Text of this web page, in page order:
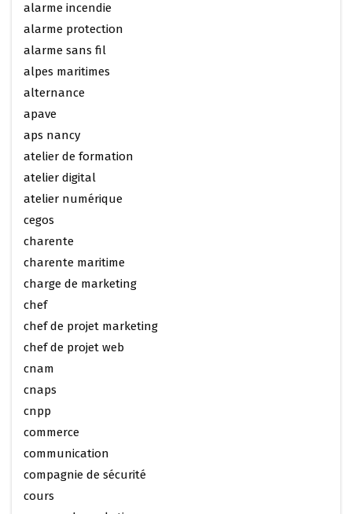
alarme incendie
alarme protection
alarme sans fil
alpes maritimes
alternance
apave
aps nancy
atelier de formation
atelier digital
atelier numérique
cegos
charente
charente maritime
charge de marketing
chef
chef de projet marketing
chef de projet web
cnam
cnaps
cnpp
commerce
communication
compagnie de sécurité
cours